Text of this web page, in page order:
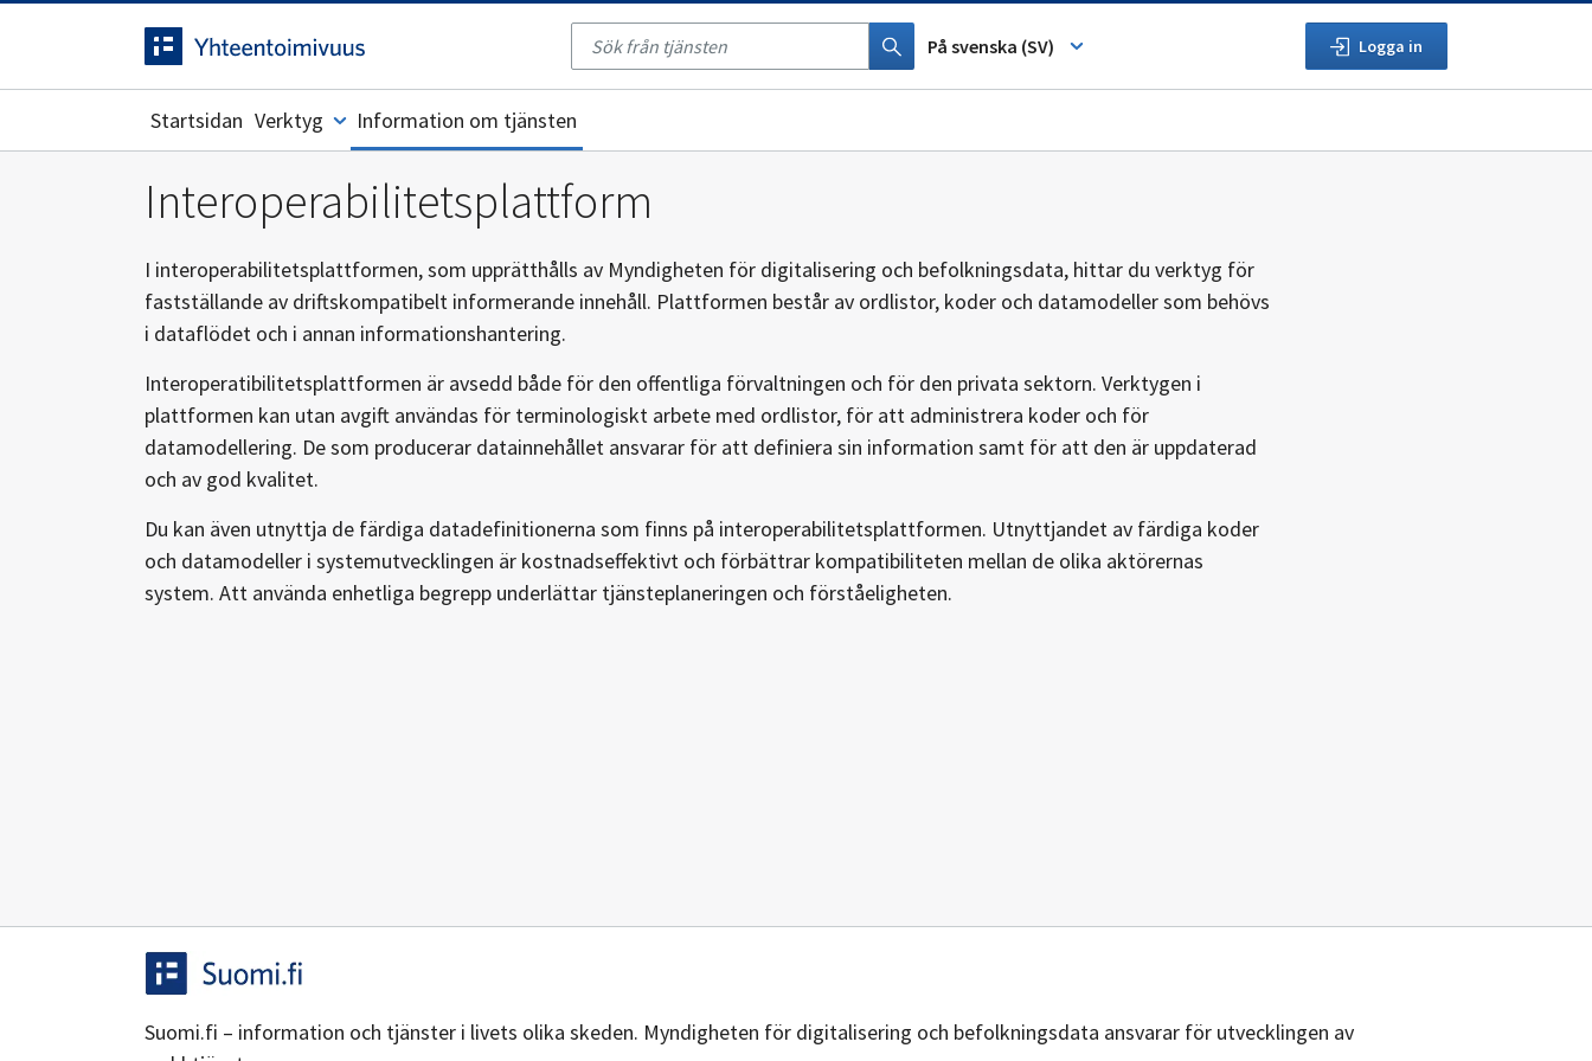
Navigerad
Töm
söket
På svenska (SV) Logga in
Startsidan Verktyg Information om tjänsten
Interoperabilitetsplattform
I interoperabilitetsplattformen, som upprätthålls av Myndigheten för digitalisering och befolkningsdata, hittar du verktyg för
fastställande av driftskompatibelt informerande innehåll. Plattformen består av ordlistor, koder och datamodeller som behövs
i dataflödet och i annan informationshantering.
Interoperatibilitetsplattformen är avsedd både för den offentliga förvaltningen och för den privata sektorn. Verktygen i
plattformen kan utan avgift användas för terminologiskt arbete med ordlistor, för att administrera koder och för
datamodellering. De som producerar datainnehållet ansvarar för att definiera sin information samt för att den är uppdaterad
och av god kvalitet.
Du kan även utnyttja de färdiga datadefinitionerna som finns på interoperabilitetsplattformen. Utnyttjandet av färdiga koder
och datamodeller i systemutvecklingen är kostnadseffektivt och förbättrar kompatibiliteten mellan de olika aktörernas
system. Att använda enhetliga begrepp underlättar tjänsteplaneringen och förståeligheten.
Suomi.fi – information och tjänster i livets olika skeden. Myndigheten för digitalisering och befolkningsdata ansvarar för utvecklingen av